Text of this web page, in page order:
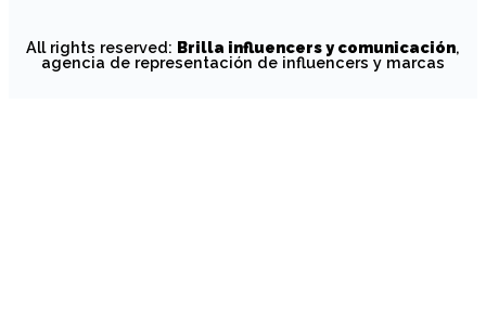
All rights reserved: Brilla influencers y comunicación,
agencia de representación de influencers y marcas